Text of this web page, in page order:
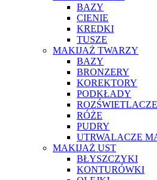
BAZY
CIENIE
KREDKI
TUSZE
MAKIJAŻ TWARZY
BAZY
BRONZERY
KOREKTORY
PODKŁADY
ROZŚWIETLACZE
RÓŻE
PUDRY
UTRWALACZE
MAKIJAŻ UST
BŁYSZCZYKI
KONTURÓWKI